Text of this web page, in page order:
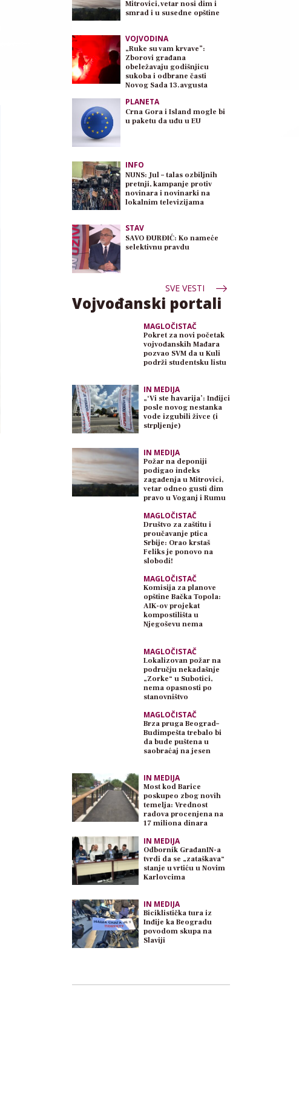
Mitrovici, vetar nosi dim i
smrad i u susedne opštine
VOJVODINA
„Ruke su vam krvave”:
Zborovi građana
obeležavaju godišnjicu
sukoba i odbrane časti
Novog Sada 13.avgusta
PLANETA
Crna Gora i Island mogle bi
u paketu da uđu u EU
INFO
NUNS: Jul – talas ozbiljnih
pretnji, kampanje protiv
novinara i novinarki na
lokalnim televizijama
STAV
SAVO ĐURĐIĆ: Ko nameće
selektivnu pravdu
SVE VESTI
Vojvođanski portali
MAGLOČISTAČ
Pokret za novi početak
vojvođanskih Mađara
pozvao SVM da u Kuli
podrži studentsku listu
IN MEDIJA
„‘Vi ste havarija’: Inđijci
posle novog nestanka
vode izgubili živce (i
strpljenje)
IN MEDIJA
Požar na deponiji
podigao indeks
zagađenja u Mitrovici,
vetar odneo gusti dim
pravo u Voganj i Rumu
MAGLOČISTAČ
Društvo za zaštitu i
proučavanje ptica
Srbije: Orao krstaš
Feliks je ponovo na
slobodi!
MAGLOČISTAČ
Komisija za planove
opštine Bačka Topola:
AIK-ov projekat
kompostilišta u
Njegoševu nema
MAGLOČISTAČ
Lokalizovan požar na
području nekadašnje
„Zorke“ u Subotici,
nema opasnosti po
stanovništvo
MAGLOČISTAČ
Brza pruga Beograd–
Budimpešta trebalo bi
da bude puštena u
saobraćaj na jesen
IN MEDIJA
Most kod Barice
poskupeo zbog novih
temelja: Vrednost
radova procenjena na
17 miliona dinara
IN MEDIJA
Odbornik GrađanIN-a
tvrdi da se „zataškava“
stanje u vrtiću u Novim
Karlovcima
IN MEDIJA
Biciklistička tura iz
Inđije ka Beogradu
povodom skupa na
Slaviji